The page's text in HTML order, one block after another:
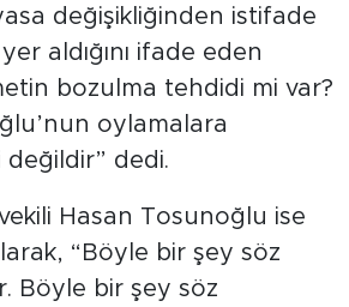
değişikliğinden istifade
aldığını ifade eden
bozulma tehdidi mi var?
oylamalara
değildir” dedi.
Hasan Tosunoğlu ise
“Böyle bir şey söz
Böyle bir şey söz